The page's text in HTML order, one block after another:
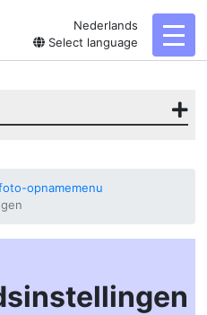
Nederlands
Select language
opnamemenu